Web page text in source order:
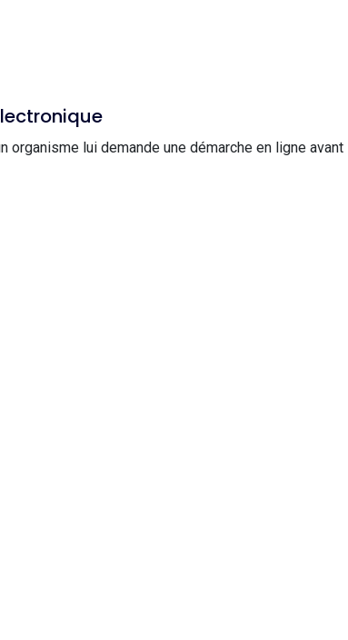
lui demande une démarche en ligne avant